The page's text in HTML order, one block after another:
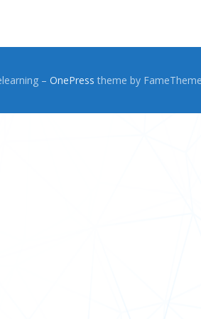
– OnePress theme by